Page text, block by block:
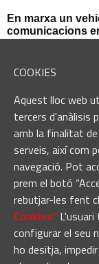
COOKIES
Aquest lloc web
tercers d'anàlisis
amb la finalitat
serveis, així com
navegació. Pot
prem el botó
rebutjar-les fent
Cookies“
configurar el seu
ho desitja,
En marxa un
comunicacions
Afectacions al
l'Avinguda dels
Sant Vicenç de
tecnologia LED
Castellbell i el
Guàrdia Municipal
Pompeu